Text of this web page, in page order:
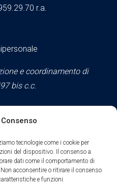
tecnologie come i cookie per
del dispositivo. Il consenso a
dati come il comportamento di
acconsentire o ritirare il consenso
e funzioni.
r.a.
e coordinamento di
bis c.c.